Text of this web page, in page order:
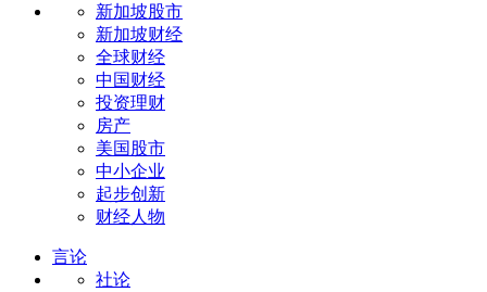
新加坡股市
新加坡财经
全球财经
中国财经
投资理财
房产
美国股市
中小企业
起步创新
财经人物
言论
社论